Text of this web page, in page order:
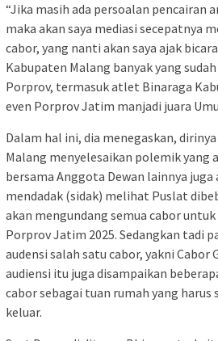
“Jika masih ada persoalan pencairan
maka akan saya mediasi secepatnya
cabor, yang nanti akan saya ajak
Kabupaten Malang banyak yang
Porprov, termasuk atlet Binaraga
even Porprov Jatim manjadi juara
Dalam hal ini, dia menegaskan,
Malang menyelesaikan polemik yang
bersama Anggota Dewan lainnya
mendadak (sidak) melihat Puslat
akan mengundang semua cabor
Porprov Jatim 2025. Sedangkan tadi
audensi salah satu cabor, yakni Cabor
audiensi itu juga disampaikan
cabor sebagai tuan rumah yang harus
keluar.